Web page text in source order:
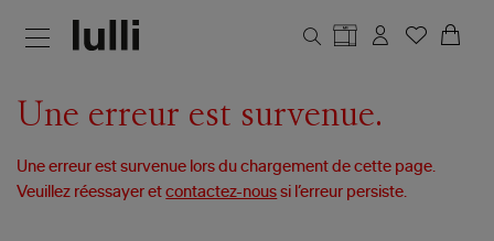
Une erreur est survenue.
Une erreur est survenue lors du chargement de cette page.
Veuillez réessayer etcontactez-nous si l’erreur persiste.